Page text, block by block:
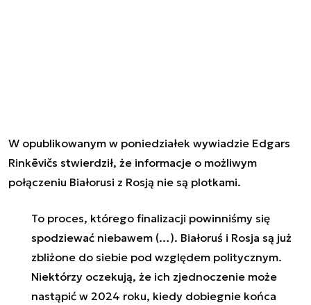
W opublikowanym w poniedziałek wywiadzie Edgars
Rinkēvičs stwierdził, że informacje o możliwym
połączeniu Białorusi z Rosją nie są plotkami.
To proces, którego finalizacji powinniśmy się
spodziewać niebawem (…). Białoruś i Rosja są już
zbliżone do siebie pod względem politycznym.
Niektórzy oczekują, że ich zjednoczenie może
nastąpić w 2024 roku, kiedy dobiegnie końca